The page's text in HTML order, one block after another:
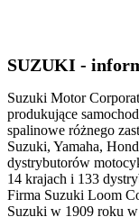
SUZUKI -
Suzuki Motor
produkujące
spalinowe różnego
Suzuki, Yamaha,
dystrybutorów
14 krajach i 133
Firma Suzuki Loom
Suzuki w 1909 roku w